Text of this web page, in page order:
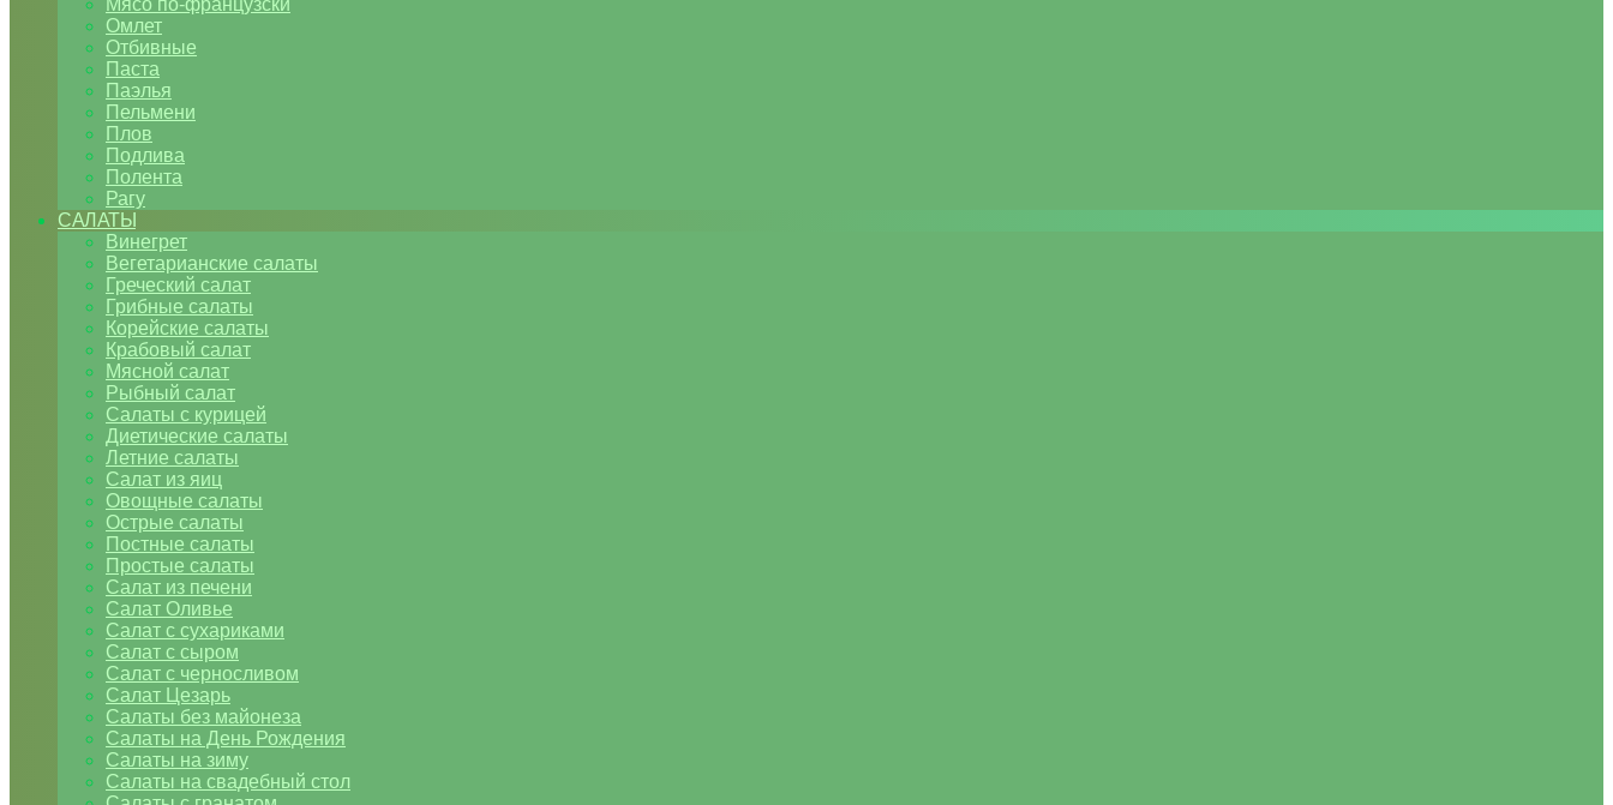
Мясо по-французски
Омлет
Отбивные
Паста
Паэлья
Пельмени
Плов
Подлива
Полента
Рагу
САЛАТЫ
Винегрет
Вегетарианские салаты
Греческий салат
Грибные салаты
Корейские салаты
Крабовый салат
Мясной салат
Рыбный салат
Салаты с курицей
Диетические салаты
Летние салаты
Салат из яиц
Овощные салаты
Острые салаты
Постные салаты
Простые салаты
Салат из печени
Салат Оливье
Салат с сухариками
Салат с сыром
Салат с черносливом
Салат Цезарь
Салаты без майонеза
Салаты на День Рождения
Салаты на зиму
Салаты на свадебный стол